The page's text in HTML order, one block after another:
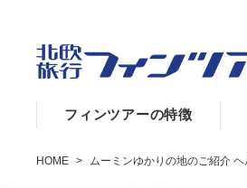
フィンツアーの特徴
HOME > ムーミンゆかりの地のご紹介 ヘ